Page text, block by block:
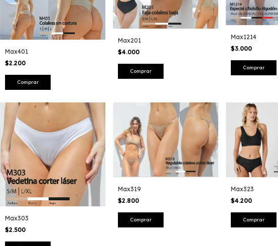
Max401
$2.200
Comprar
Max201
$4.000
Comprar
Max1214
$3.000
Comprar
Max303
$2.500
Max319
$2.800
Comprar
Max323
$4.200
Comprar